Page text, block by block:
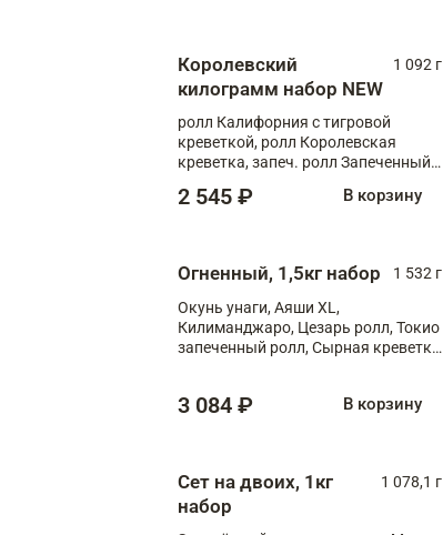
Королевский
килограмм набор NEW
1 092 г
ролл Калифорния с тигровой
креветкой, ролл Королевская
креветка, запеч. ролл Запеченный
XL, запеч. ролл Крабик Хот
2 545 ₽ В корзину
Огненный, 1,5кг набор
1 532 г
Окунь унаги, Аяши XL,
Килиманджаро, Цезарь ролл, Токио
запеченный ролл, Сырная креветка
3 084 ₽ В корзину
Сет на двоих, 1кг
набор
1 078,1 г